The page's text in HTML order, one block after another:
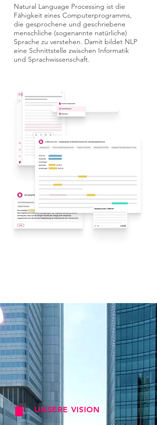
Natural Language Processing ist die
Fähigkeit eines Computerprogramms,
die gesprochene und geschriebene
menschliche (sogenannte natürliche)
Sprache zu verstehen. Damit bildet NLP
eine Schnittstelle zwischen Informatik
und Sprachwissenschaft.
UNSERE VISION